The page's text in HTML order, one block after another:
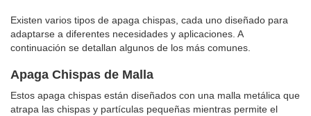
Existen varios tipos de apaga chispas, cada uno diseñado para
adaptarse a diferentes necesidades y aplicaciones. A
continuación se detallan algunos de los más comunes.
Apaga Chispas de Malla
Estos apaga chispas están diseñados con una malla metálica que
atrapa las chispas y partículas pequeñas mientras permite el